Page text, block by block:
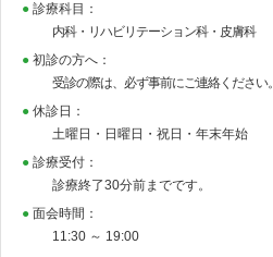
診療科目：
内科・リハビリテーション科・皮膚科
初診の方へ：
受診の際は、必ず事前にご連絡ください。
休診日：
土曜日・日曜日・祝日・年末年始
診療受付：
診療終了30分前までです。
面会時間：
11:30 ～ 19:00